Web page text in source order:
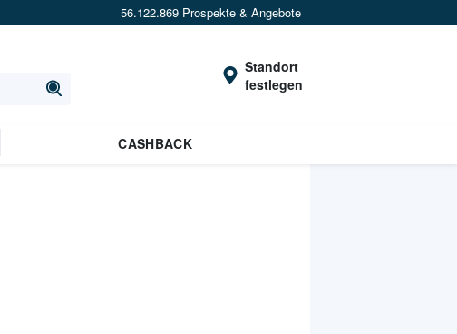
56.122.869 Prospekte & Angebote
Standort
festlegen
CASHBACK